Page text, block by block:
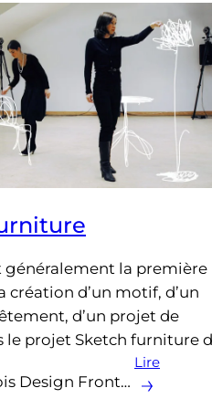
généralement la première
création d’un motif, d’un
d’un projet de
le projet Sketch furniture
Design Front…
Lire